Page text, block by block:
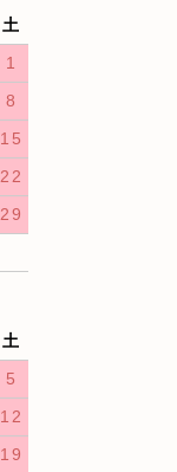
土
1
8
15
22
29
土
5
12
19